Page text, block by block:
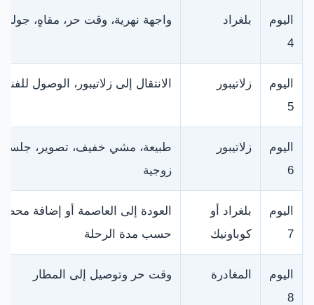
اليوم
4
بلغراد واجهة نهرية، وقت حر، مقاهٍ، جولة
اليوم
5
زلاتيبور الانتقال إلى زلاتيبور، الوصول
اليوم
6
زلاتيبور
طبيعة، مشي خفيف، تصوير، جلسات
زوجية
اليوم
7
بلغراد أو
كوباونيك
العودة إلى العاصمة أو إضافة
حسب مدة الرحلة
اليوم
8
المغادرة وقت حر وتوصيل إلى المطار